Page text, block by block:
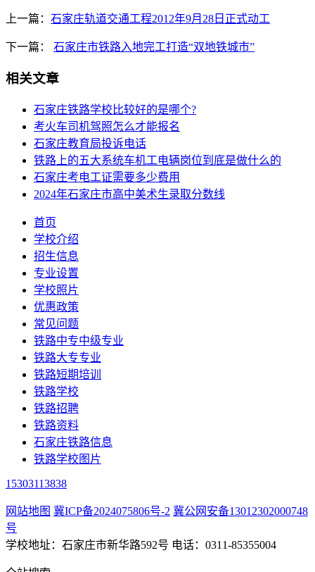
上一篇： 石家庄轨道交通工程2012年9月28日正式动工
下一篇： 石家庄市铁路入地完工打造“双地铁城市”
相关文章
石家庄铁路学校比较好的是哪个?
考火车司机驾照怎么才能报名
石家庄教育局投诉电话
铁路上的五大系统车机工电辆岗位到底是做什么的
石家庄考电工证需要多少费用
2024年石家庄市高中美术生录取分数线
首页
学校介绍
招生信息
专业设置
学校照片
优惠政策
常见问题
铁路中专中级专业
铁路大专专业
铁路短期培训
铁路学校
铁路招聘
铁路资料
石家庄铁路信息
铁路学校图片
15303113838
网站地图 冀ICP备2024075806号-2 冀公网安备13012302000748
号
学校地址：石家庄市新华路592号 电话：0311-85355004